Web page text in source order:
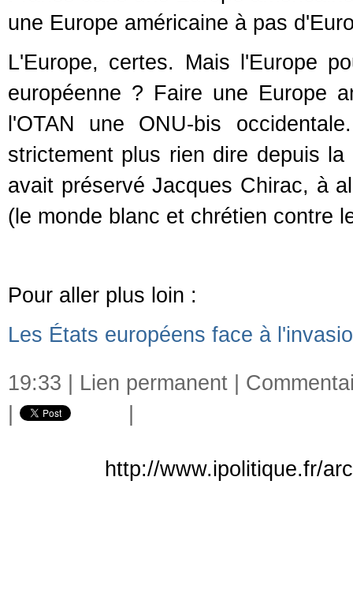
une Europe américaine à pas
L'Europe, certes. Mais l'Europe
européenne ? Faire une Europe
l'OTAN une ONU-bis
strictement plus rien dire depuis
avait préservé Jacques Chirac, à
(le monde blanc et chrétien contre
Pour aller plus loin :
Les États européens face à
19:33 | Lien permanent
http://www.ipolitique.fr/